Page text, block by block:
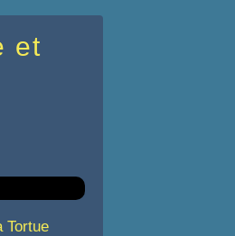
et
Tortue